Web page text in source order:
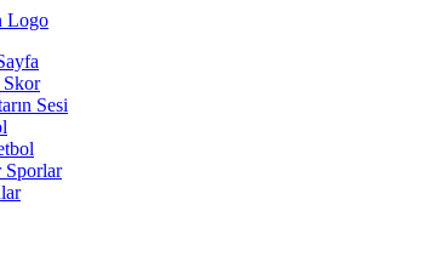
Skor
Sesi
Sporlar